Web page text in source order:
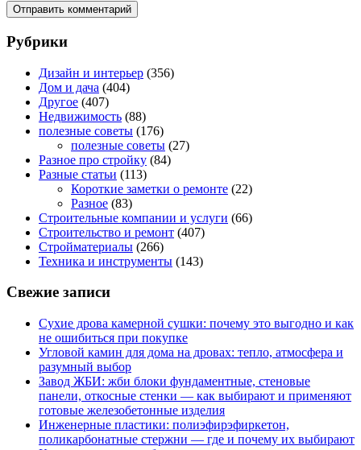
Рубрики
Дизайн и интерьер (356)
Дом и дача (404)
Другое (407)
Недвижимость (88)
полезные советы (176)
полезные советы (27)
Разное про стройку (84)
Разные статьи (113)
Короткие заметки о ремонте (22)
Разное (83)
Строительные компании и услуги (66)
Строительство и ремонт (407)
Стройматериалы (266)
Техника и инструменты (143)
Свежие записи
Сухие дрова камерной сушки: почему это выгодно и как
не ошибиться при покупке
Угловой камин для дома на дровах: тепло, атмосфера и
разумный выбор
Завод ЖБИ: жби блоки фундаментные, стеновые
панели, откосные стенки — как выбирают и применяют
готовые железобетонные изделия
Инженерные пластики: полиэфирэфиркетон,
поликарбонатные стержни — где и почему их выбирают